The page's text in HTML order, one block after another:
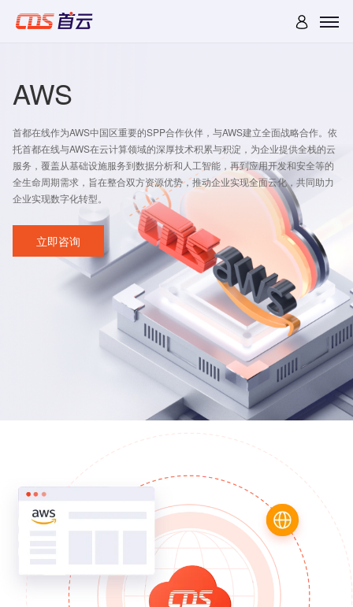
AWS
首都在线作为AWS中国区重要的SPP合作伙伴，与AWS建立全面战略合作。依
托首都在线与AWS在云计算领域的深厚技术积累与积淀，为企业提供全栈的云
服务，覆盖从基础设施服务到数据分析和人工智能，再到应用开发和安全等的
全生命周期需求，旨在整合双方资源优势，推动企业实现全面云化，共同助力
企业实现数字化转型。
立即咨询